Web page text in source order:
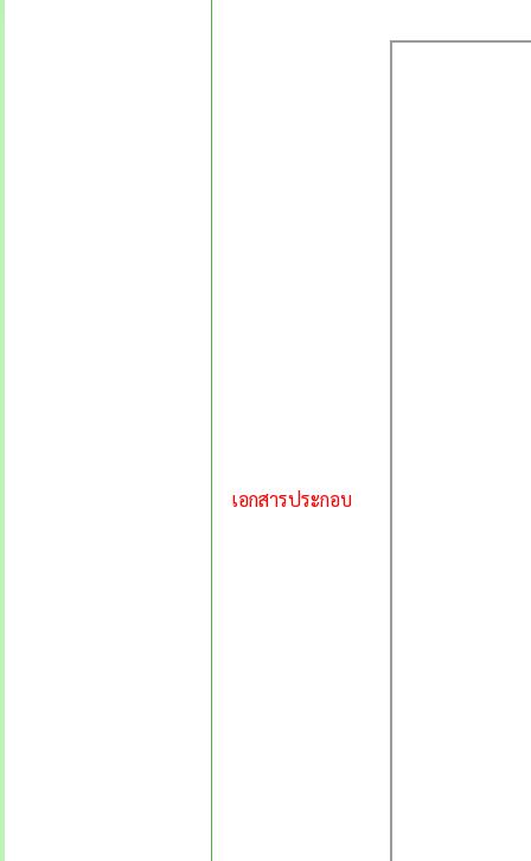
เอกสารประกอบ